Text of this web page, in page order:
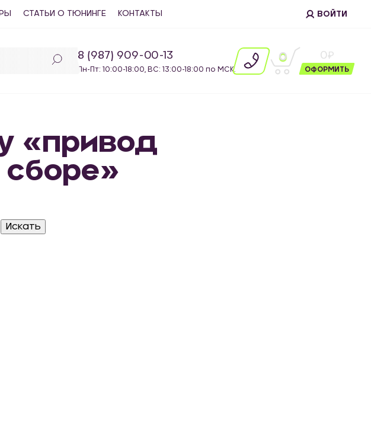
СТАТЬИ О ТЮНИНГЕ КОНТАКТЫ ВОЙТИ
8 (987) 909-00-13
Пн-Пт: 10:00-18:00, ВС: 13:00-18:00 по МСК.
0 0
ОФОРМИТЬ
«привод
сборе»